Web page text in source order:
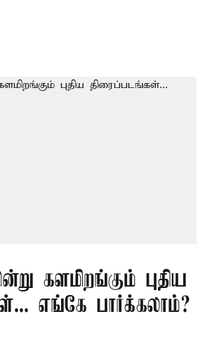
களமிறங்கும் புதிய
எங்கே பார்க்கலாம்?